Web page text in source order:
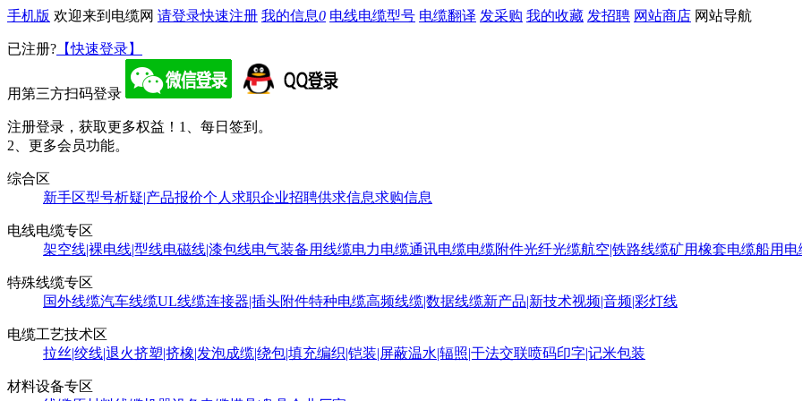
手机版 欢迎来到电缆网 请登录快速注册 我的信息0 电线电缆型号 电缆翻译 发采购 我的收藏 发招聘 网站商店 网站导航
已注册? 【快速登录】
用第三方扫码登录
注册登录，获取更多权益！ 1、每日签到。
2、更多会员功能。
综合区
新手区型号析疑|产品报价个人求职企业招聘供求信息求购信息
电线电缆专区
架空线|裸电线|型线电磁线|漆包线电气装备用线缆电力电缆通讯电缆电缆附件光纤光缆航空|铁路线缆矿用橡套电缆船用电
特殊线缆专区
国外线缆汽车线缆UL线缆连接器|插头附件特种电缆高频线缆|数据线缆新产品|新技术视频|音频|彩灯线
电缆工艺技术区
拉丝|绞线|退火挤塑|挤橡|发泡成缆|绕包|填充编织|铠装|屏蔽温水|辐照|干法交联喷码印字|记米包装
材料设备专区